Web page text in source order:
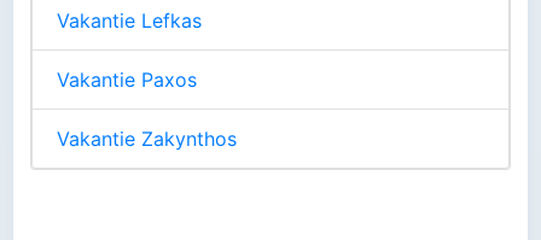
Vakantie Lefkas
Vakantie Paxos
Vakantie Zakynthos